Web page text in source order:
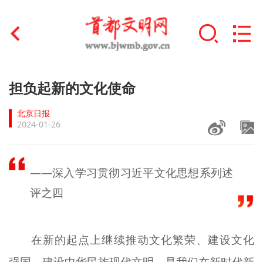
首页
文明创建
文明培育
未成年人思想道德建设
身边好人
担负起新的文化使命
北京日报
2024-01-26
——深入学习贯彻习近平文化思想系列述
评之四
在新的起点上继续推动文化繁荣、建设文化